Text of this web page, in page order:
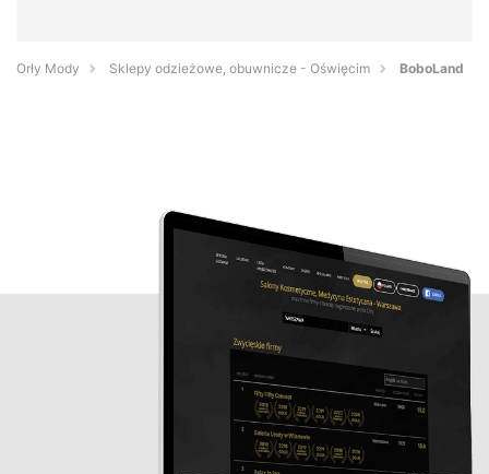
Orły Mody Sklepy odzieżowe, obuwnicze - Oświęcim BoboLand